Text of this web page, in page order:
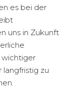
es bei der
uns in Zukunft
wichtiger
langfristig zu